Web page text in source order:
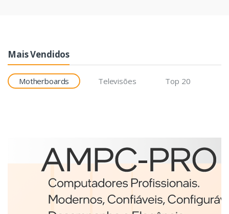
Mais Vendidos
Motherboards Televisões Top 20
Etiquetas
Brother BCS-1J074102-121
etiqueta para impressão
Branco
€98,75